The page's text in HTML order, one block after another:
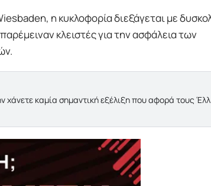
η κυκλοφορία διεξάγεται με
κλειστές για την ασφάλεια των
χάνετε καμία σημαντική εξέλιξη που αφορά τους